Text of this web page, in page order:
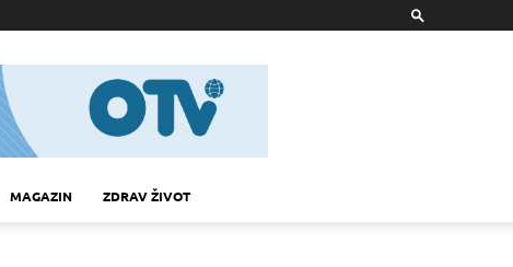
MAGAZIN ZDRAV ŽIVOT